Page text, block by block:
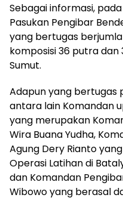
Sebagai informasi,
Pasukan Pengibar
yang bertugas
komposisi 36 putra
Sumut.
Adapun yang
antara lain Komandan
yang merupakan
Wira Buana Yudha,
Agung Dery Rianto
Operasi Latihan di
dan Komandan
Wibowo yang berasal